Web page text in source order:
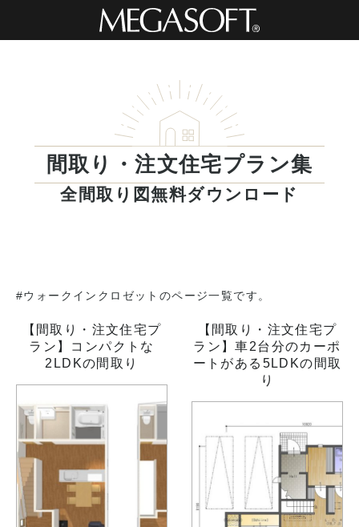
間取り・注文住宅プラン集
全間取り図無料ダウンロード
#ウォークインクロゼットのページ一覧です。
【間取り・注文住宅プ
ラン】コンパクトな
2LDKの間取り
【間取り・注文住宅プ
ラン】車2台分のカーポ
ートがある5LDKの間取
り